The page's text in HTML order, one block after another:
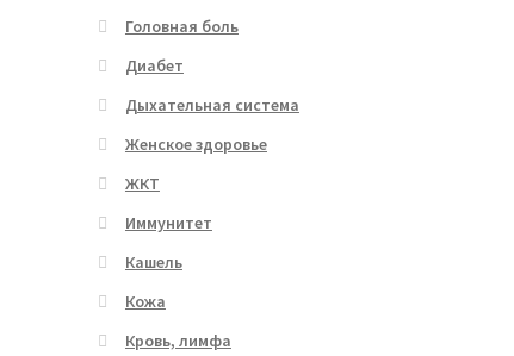
Головная боль
Диабет
Дыхательная система
Женское здоровье
ЖКТ
Иммунитет
Кашель
Кожа
Кровь, лимфа